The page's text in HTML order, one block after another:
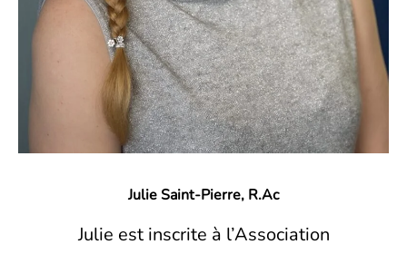
Julie Saint-Pierre, R.Ac
Julie est inscrite à l’Association